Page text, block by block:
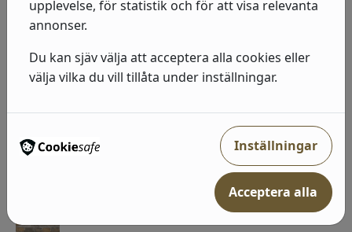
(429435) Grå, Sten, betong & trä;Randiga;Sten,
492kr I lager: 2-7 arbetsdagar
Industri 2
(939538) Beige, Sten, betong & trä
upplevelse, för statistik och för att visa relevanta
annonser.
Du kan sjäv välja att acceptera alla cookies eller
välja vilka du vill tillåta under inställningar.
Inställningar
Acceptera alla